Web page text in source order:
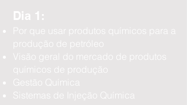
Dia 1:
Por que usar produtos químicos para a
produção de petróleo
Visão geral do mercado de produtos
químicos de produção
Gestão Química
Sistemas de Injeção Química